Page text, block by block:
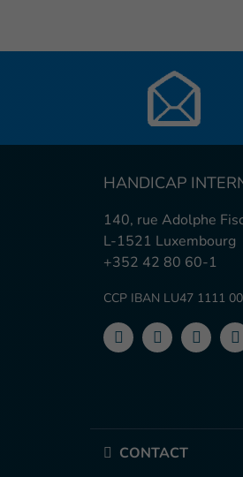
HANDICAP
140, rue Adolphe
L-1521 Luxembourg
+352 42 80 60-1
CCP IBAN LU47 1111
CONTACT